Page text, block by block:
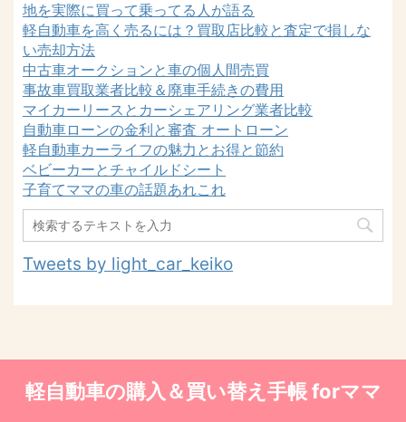
地を実際に買って乗ってる人が語る
軽自動車を高く売るには？買取店比較と査定で損しな
い売却方法
中古車オークションと車の個人間売買
事故車買取業者比較＆廃車手続きの費用
マイカーリースとカーシェアリング業者比較
自動車ローンの金利と審査 オートローン
軽自動車カーライフの魅力とお得と節約
ベビーカーとチャイルドシート
子育てママの車の話題あれこれ
Tweets by light_car_keiko
軽自動車の購入＆買い替え手帳 forママ